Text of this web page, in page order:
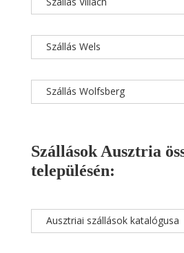
Szállás Wels
Szállás Wolfsberg
Szállások Ausztria
településén:
Ausztriai szállások katalógusa